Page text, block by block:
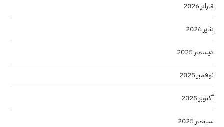
فبراير 2026
يناير 2026
ديسمبر 2025
نوفمبر 2025
أكتوبر 2025
سبتمبر 2025